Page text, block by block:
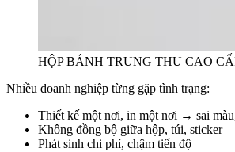
HỘP BÁNH TRUNG THU CAO
Nhiều doanh nghiệp từng gặp tình trạng:
Thiết kế một nơi, in một nơi → sai
Không đồng bộ giữa hộp, túi, sticker
Phát sinh chi phí, chậm tiến độ